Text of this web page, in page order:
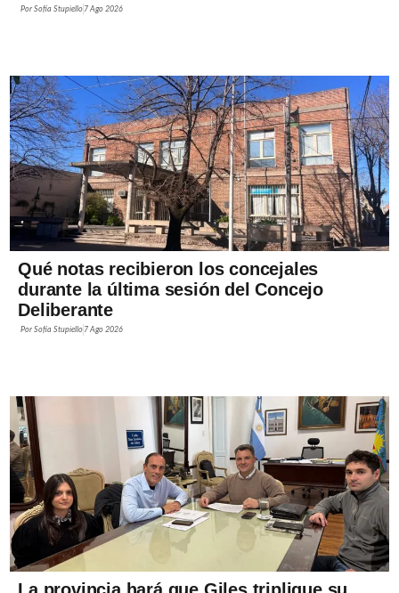
PorSofía Stupiello 7 Ago 2026
Qué notas recibieron los concejales
durante la última sesión del Concejo
Deliberante
PorSofía Stupiello 7 Ago 2026